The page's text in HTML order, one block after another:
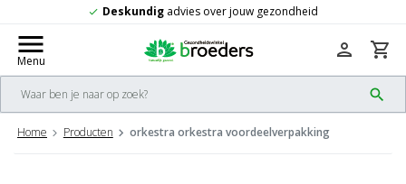
jouw gezondheid check Gratis
menu
Menu
search
person shopping_cart
Home Producten orkestra orkestra voordeelverpakking